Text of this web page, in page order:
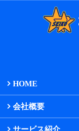
HOME
会社概要